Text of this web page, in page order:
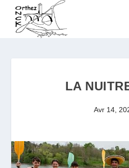
LA
Avr 14,